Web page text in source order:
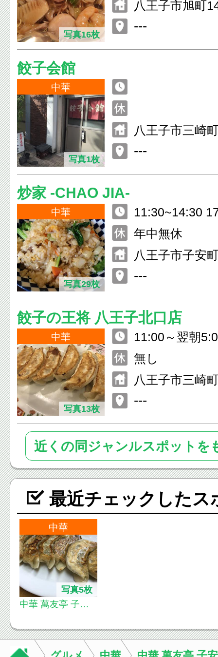
写真16枚
八王子市旭町
---
餃子会館
中華
写真1枚
八王子市三崎
---
炒家 -CHAO JIA-
中華
写真29枚
11:30~14:30
年中無休
八王子市子安
---
餃子の王将 八王子北口店
中華
写真13枚
11:00～翌朝
祝] 11:00～
無し
八王子市三崎
---
近くの同ジャンルスポットを
最近チェックしたス
中華
写真5枚
中華 萬友亭 子安